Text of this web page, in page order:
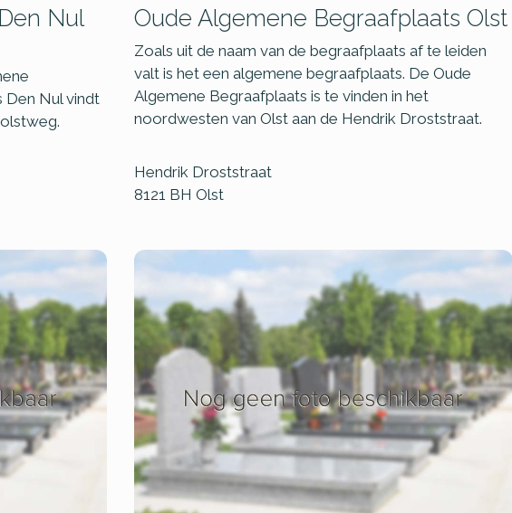
Nul
Den Nul vindt
Oude Algemene Begraafplaats Olst
Zoals uit de naam van de begraafplaats af te leiden
valt is het een algemene begraafplaats. De Oude
Algemene Begraafplaats is te vinden in het
noordwesten van Olst aan de Hendrik Droststraat.
Hendrik Droststraat
8121 BH Olst